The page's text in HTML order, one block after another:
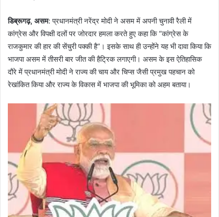
डिब्रूगढ़, असम: प्रधानमंत्री नरेंद्र मोदी ने असम में अपनी चुनावी रैली में
कांग्रेस और विपक्षी दलों पर जोरदार हमला करते हुए कहा कि “कांग्रेस के
राजकुमार की हार की सेंचुरी पक्की है”। इसके साथ ही उन्होंने यह भी दावा किया कि
भाजपा असम में तीसरी बार जीत की हैट्रिक लगाएगी। असम के इस ऐतिहासिक
दौरे में प्रधानमंत्री मोदी ने राज्य की चाय और चिप्स जैसी प्रमुख पहचान को
रेखांकित किया और राज्य के विकास में भाजपा की भूमिका को अहम बताया।